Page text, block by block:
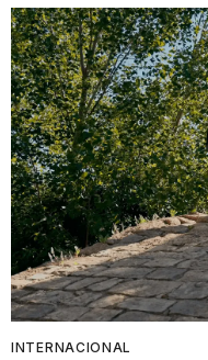
INTERNACIONAL